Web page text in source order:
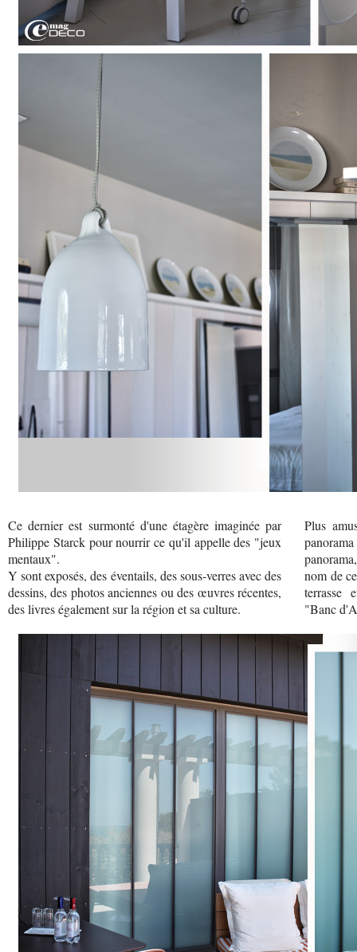
Ce dernier est surmonté d'une étagère imaginée par
Philippe Starck pour nourrir ce qu'il appelle des "jeux
mentaux".
Y sont exposés, des éventails, des sous-verres avec des
dessins, des photos anciennes ou des œuvres récentes,
des livres également sur la région et sa culture.
Plus
nom de
terrasse
"Banc